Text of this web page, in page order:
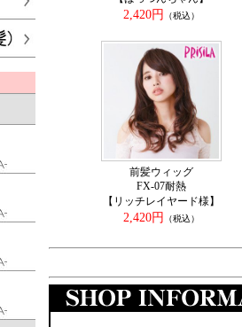
2,420円
（税込）
前髪ウィッグ
FX-07耐熱
【リッチレイヤード様】
2,420円
（税込）